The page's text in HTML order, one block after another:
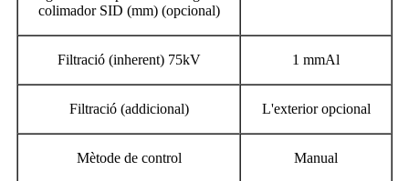
colimador SID (mm) (opcional)
Filtració (inherent) 75kV 1 mmAl
Filtració (addicional) L'exterior opcional
Mètode de control Manual